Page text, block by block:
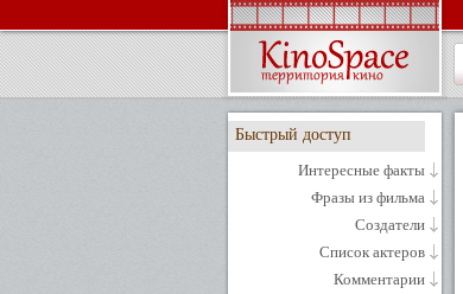
Быстрый доступ
Интересные факты
Фразы из фильма
Создатели
Список актеров
Комментарии